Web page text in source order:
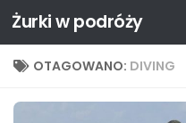
Przejdź do treści
Żurki w podróży
OTAGOWANO: DIVING